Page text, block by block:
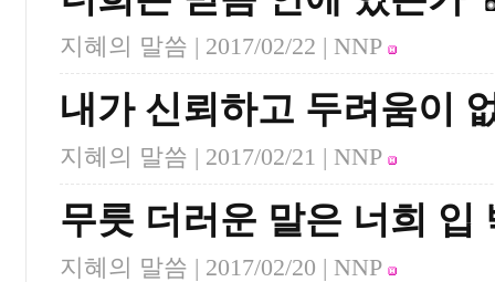
지혜의 말씀 | 2017/02/22 | NNP
내가 신뢰하고 두려움이
지혜의 말씀 | 2017/02/21 | NNP
무릇 더러운 말은 너희 입
지혜의 말씀 | 2017/02/20 | NNP